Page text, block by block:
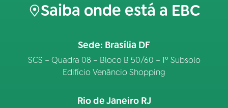
Saiba onde está a EBC
Sede: Brasília DF
SCS – Quadra 08 – Bloco B 50/60 – 1º Subsolo
Edifício Venâncio Shopping
Rio de Janeiro RJ